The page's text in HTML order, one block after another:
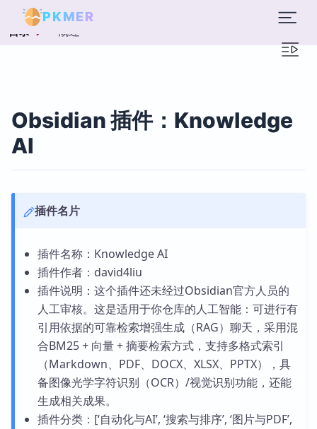
PKMER
目录 概述
Obsidian 插件：Knowledge
AI
插件名片
插件名称：Knowledge AI
插件作者：david4liu
插件说明：这个插件还未经过Obsidian官方人员的
人工审核。这是适用于你仓库的人工智能：可进行有
引用依据的可靠检索增强生成（RAG）聊天，采用混
合BM25 + 向量 + 摘要检索方式，支持多格式索引
（Markdown、PDF、DOCX、XLSX、PPTX），具
备图像光学字符识别（OCR）/视觉识别功能，还能
生成相关成果。
插件分类：[‘自动化与AI’, ‘搜索与排序’, ‘图片与PDF’,